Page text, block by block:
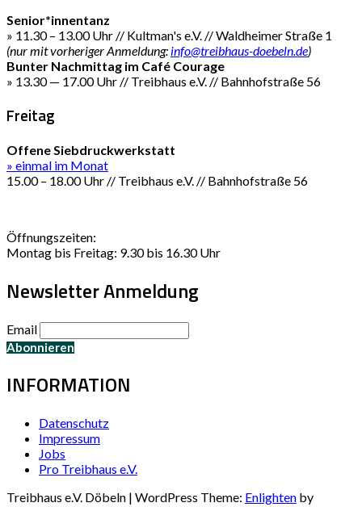
Senior*innentanz
» 11.30 – 13.00 Uhr // Kultman's e.V. // Waldheimer Straße 1
(nur mit vorheriger Anmeldung: info@treibhaus-doebeln.de)
Bunter Nachmittag im Café Courage
» 13.30 — 17.00 Uhr // Treibhaus e.V. // Bahnhofstraße 56
Freitag
Offene Siebdruckwerkstatt
» einmal im Monat
15.00 – 18.00 Uhr // Treibhaus e.V. // Bahnhofstraße 56
Öffnungszeiten:
Montag bis Freitag: 9.30 bis 16.30 Uhr
Newsletter Anmeldung
Email
INFORMATION
Datenschutz
Impressum
Jobs
Pro Treibhaus e.V.
Treibhaus e.V. Döbeln | WordPress Theme: Enlighten by